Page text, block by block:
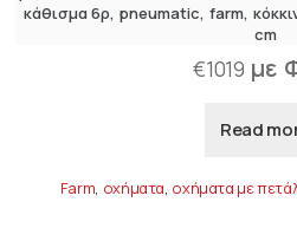
κάθισμα 6ρ pneumatic farm
cm
€1019 με
Read
Farm, οχήματα, οχήματα με